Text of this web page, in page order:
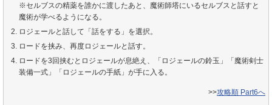
※セルブスの精薬を誰かに渡したあと、魔術師塔にいるセルブスと話すと
魔術が学べるようになる。
ロジェールと話して「話をする」を選択。
ロードを挟み、再度ロジェールと話す。
ロードを3回挟むとロジェールが息絶え、「ロジェールの鈴玉」「魔術剣士
装備一式」「ロジェールの手紙」が手に入る。
>>攻略順 Part6へ